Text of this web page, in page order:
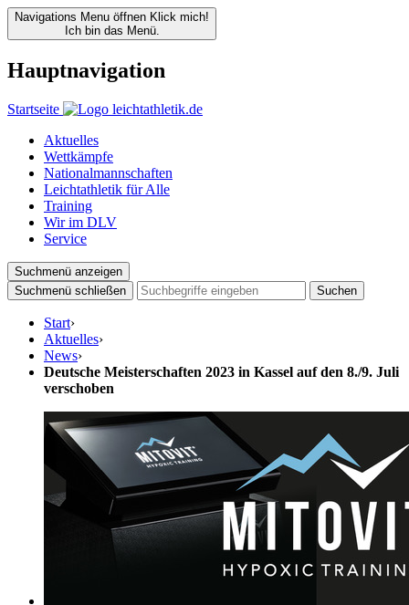
Navigations Menu öffnen Klick mich!
Ich bin das Menü.
Hauptnavigation
Startseite
Aktuelles
Wettkämpfe
Nationalmannschaften
Leichtathletik für Alle
Training
Wir im DLV
Service
Suchmenü anzeigen
Suchmenü schließen
Suchen
Start›
Aktuelles›
News›
Deutsche Meisterschaften 2023 in Kassel auf den 8./9. Juli
verschoben